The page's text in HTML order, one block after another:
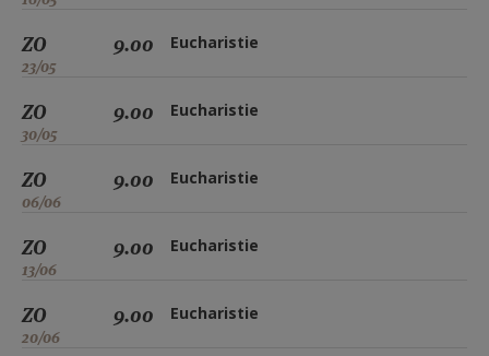
ZO
23/05
9.00 Eucharistie
ZO
30/05
9.00 Eucharistie
ZO
06/06
9.00 Eucharistie
ZO
13/06
9.00 Eucharistie
ZO
20/06
9.00 Eucharistie